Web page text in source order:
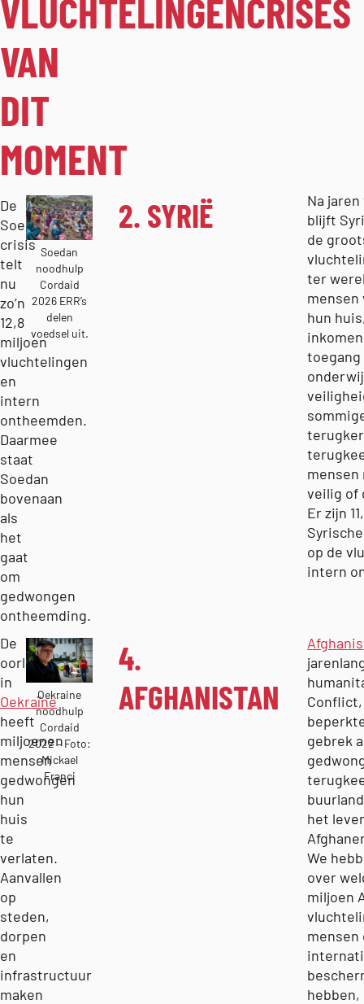
VLUCHTELINGENCRISES
VAN
DIT
MOMENT
De
Soedan-
crisis
telt
nu
zo’n
12,8
miljoen
vluchtelingen
en
intern
ontheemden.
Daarmee
staat
Soedan
bovenaan
als
het
gaat
om
gedwongen
ontheemding.
Soedan
noodhulp
Cordaid
2026 ERR’s
delen
voedsel uit.
2. SYRIË
Na
blijft
de
ter
hun
mensen
veilig of
Er zijn
op de
intern
De
oorlog
in
Oekraïne
heeft
miljoenen
mensen
gedwongen
hun
huis
te
verlaten.
Aanvallen
op
steden,
dorpen
en
infrastructuur
maken
Oekraine
noodhulp
Cordaid
2022 – Foto:
Mickael
Franci
4.
AFGHANISTAN
gebrek
het
We
over
miljoen
mensen
hebben,